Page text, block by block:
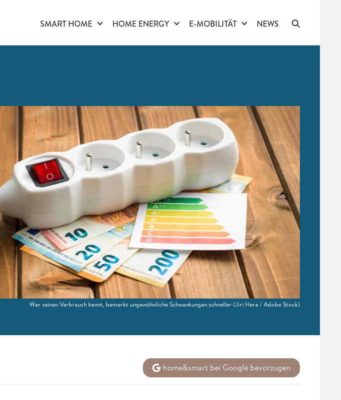
SMART HOME HOME ENERGY E-MOBILITÄT NEWS
Wer seinen Verbrauch kennt, bemerkt ungewöhnliche Schwankungen schneller(Jiri Hera / Adobe Stock)
home&smart bei Google bevorzugen